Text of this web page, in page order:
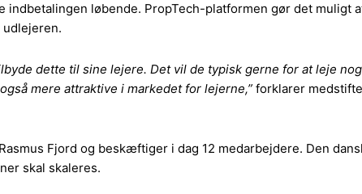
løbende. PropTech-platformen gør det muligt
dette til sine lejere. Det vil de typisk gerne for at leje
mere attraktive i markedet for lejerne,” forklarer
Fjord og beskæftiger i dag 12 medarbejdere. Den
skal skaleres.